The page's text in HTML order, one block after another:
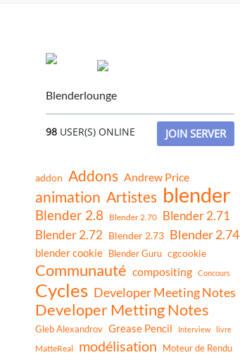
Blenderlounge
98USER(S) ONLINE JOIN SERVER
addon Addons Andrew Price
animation Artistes blender
Blender 2.8 Blender 2.70
Blender 2.71
Blender 2.72 Blender 2.73 Blender 2.74
blender cookie Blender Guru cgcookie
Communauté compositing Concours
Cycles Developer Meeting Notes
Developer Metting Notes
Gleb Alexandrov Grease Pencil Interview livre
MatteReal modélisation
Moteur de Rendu